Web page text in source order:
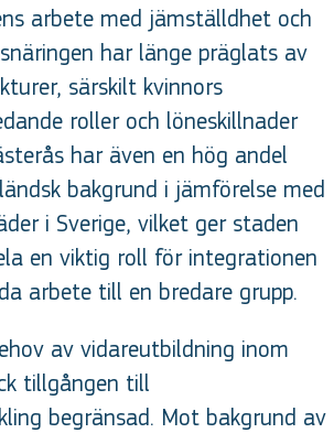
arbete med jämställdhet och
har länge präglats av
särskilt kvinnors
roller och löneskillnader
har även en hög andel
bakgrund i jämförelse med
i Sverige, vilket ger staden
en viktig roll för integrationen
arbete till en bredare grupp.
av vidareutbildning inom
tillgången till
begränsad. Mot bakgrund av